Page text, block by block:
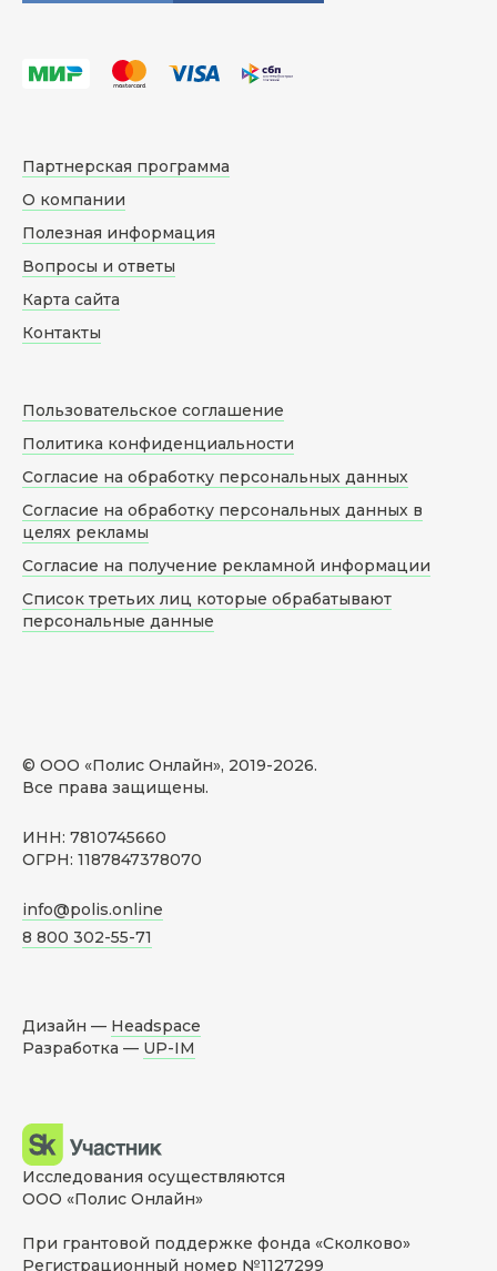
© ООО «Полис Онлайн», 2019-2026.
Все права защищены.
ИНН: 7810745660
ОГРН: 1187847378070
info@polis.online
8 800 302-55-71
Партнерская программа
О компании
Полезная информация
Вопросы и ответы
Карта сайта
Контакты
Пользовательское соглашение
Политика конфиденциальности
Согласие на обработку персональных данных
Согласие на обработку персональных данных в
целях рекламы
Согласие на получение рекламной информации
Список третьих лиц которые обрабатывают
персональные данные
Дизайн — Headspace
Разработка — UP-IM
Исследования осуществляются
ООО «Полис Онлайн»
При грантовой поддержке фонда «Сколково»
Регистрационный номер №1127299